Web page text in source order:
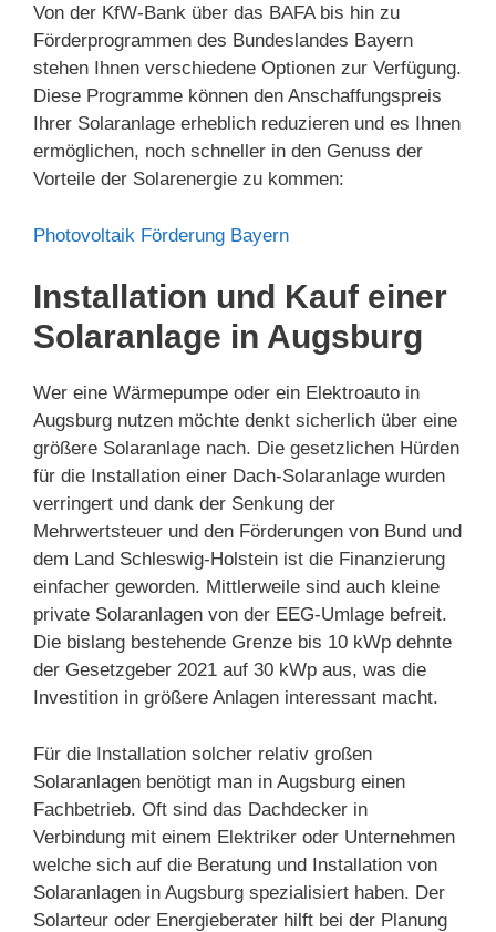
Von der KfW-Bank über das BAFA bis hin zu
Förderprogrammen des Bundeslandes Bayern
stehen Ihnen verschiedene Optionen zur Verfügung.
Diese Programme können den Anschaffungspreis
Ihrer Solaranlage erheblich reduzieren und es Ihnen
ermöglichen, noch schneller in den Genuss der
Vorteile der Solarenergie zu kommen:
Photovoltaik Förderung Bayern
Installation und Kauf einer
Solaranlage in Augsburg
Wer eine Wärmepumpe oder ein Elektroauto in
Augsburg nutzen möchte denkt sicherlich über eine
größere Solaranlage nach. Die gesetzlichen Hürden
für die Installation einer Dach-Solaranlage wurden
verringert und dank der Senkung der
Mehrwertsteuer und den Förderungen von Bund und
dem Land Schleswig-Holstein ist die Finanzierung
einfacher geworden. Mittlerweile sind auch kleine
private Solaranlagen von der EEG-Umlage befreit.
Die bislang bestehende Grenze bis 10 kWp dehnte
der Gesetzgeber 2021 auf 30 kWp aus, was die
Investition in größere Anlagen interessant macht.
Für die Installation solcher relativ großen
Solaranlagen benötigt man in Augsburg einen
Fachbetrieb. Oft sind das Dachdecker in
Verbindung mit einem Elektriker oder Unternehmen
welche sich auf die Beratung und Installation von
Solaranlagen in Augsburg spezialisiert haben. Der
Solarteur oder Energieberater hilft bei der Planung